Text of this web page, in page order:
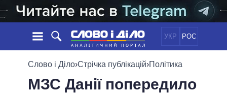
УКР РОС
НОВИНИ
СТРІЧКА
ПОЛІТИКА
ОБIЦЯНКИ
Слово і Діло›Стрічка публікацій›Політика
МЗС Данії попередило